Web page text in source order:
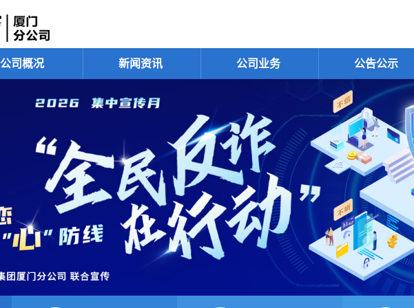
公司概况 新闻资讯 公司业务 公告公示